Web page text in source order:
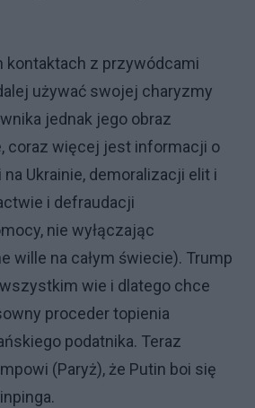
kontaktach z przywódcami
używać swojej charyzmy
jednak jego obraz
coraz więcej jest informacji o
Ukrainie, demoralizacji elit i
i defraudacji
nie wyłączając
wille na całym świecie). Trump
wie i dlatego chce
proceder topienia
podatnika. Teraz
(Paryż), że Putin boi się